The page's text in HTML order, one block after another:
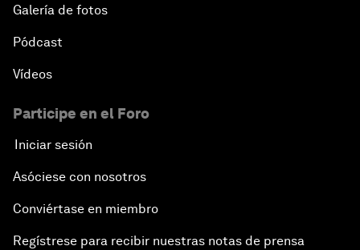
Galería de fotos
Pódcast
Vídeos
Participe en el Foro
Iniciar sesión
Asóciese con nosotros
Conviértase en miembro
Regístrese para recibir nuestras notas de prensa